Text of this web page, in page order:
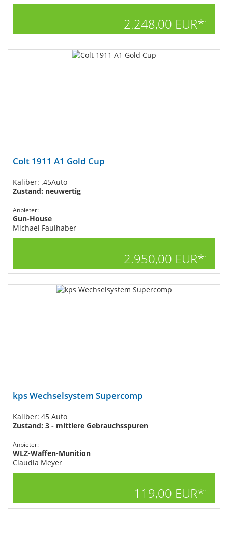
2.248,00 EUR*1
Colt 1911 A1 Gold Cup
Kaliber: .45Auto
Zustand: neuwertig
Anbieter:
Gun-House
Michael Faulhaber
2.950,00 EUR*1
kps Wechselsystem Supercomp
Kaliber: 45 Auto
Zustand: 3 - mittlere Gebrauchsspuren
Anbieter:
WLZ-Waffen-Munition
Claudia Meyer
119,00 EUR*1